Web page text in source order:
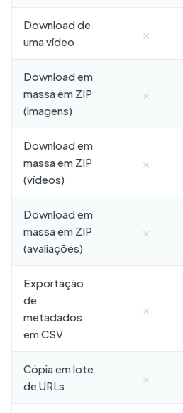
Download de
uma vídeo
×
Download em
massa em ZIP
(imagens)
×
Download em
massa em ZIP
(vídeos)
×
Download em
massa em ZIP
(avaliações)
×
Exportação
de
metadados
em CSV
×
Cópia em lote
de URLs
×